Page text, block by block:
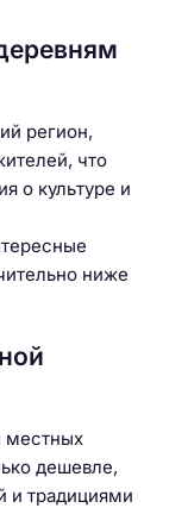
регион,
что
о культуре и
ниже
местных
дешевле,
и традициями